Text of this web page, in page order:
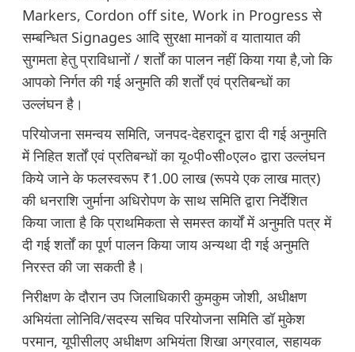
Markers, Cordon off site, Work in Progress से
सम्बन्धित Signages आदि सुरक्षा मानकों व यातायात की
सुगमता हेतु प्राविधानों / शर्तों का पालन नहीं किया गया है,जो कि
आपको निर्गत की गई अनुमति की शर्तों एवं प्रतिबन्धों का
उल्लंघन है।
परियोजना समन्वय समिति, जनपद-देहरादून द्वारा दी गई अनुमति
में निहित शर्तों एवं प्रतिबन्धों का यू०पी०सी०एल० द्वारा उल्लंघन
किये जाने के फलस्वरूप ₹1.00 लाख (रूपये एक लाख मात्र)
की धनराशि जुर्माना अधिरोपण के साथ समिति द्वारा निर्देशित
किया जाता है कि प्राथमिकता से समस्त कार्यों में अनुमति पत्र में
दी गई शर्तों का पूर्ण पालन किया जाय अन्यथा दी गई अनुमति
निरस्त की जा सकती है।
निरीक्षण के दौरान उप जिलाधिकारी कुमकुम जोशी, अधीक्षण
अभियंता लोनिवि/सदस्य सचिव परियोजना समिति डॉ मुकेश
परमान, यूपीसीलए अधीक्षण अभियंता शिखा अग्रवाल, सहायक